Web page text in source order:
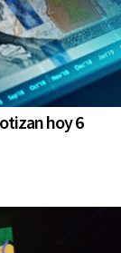
hoy 6